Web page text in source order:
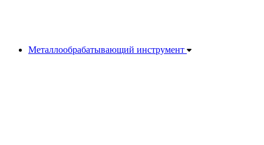
Металлообрабатывающий инструмент